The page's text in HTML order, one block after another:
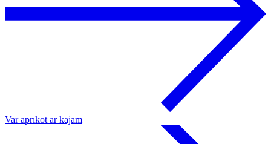
Var aprīkot ar kājām